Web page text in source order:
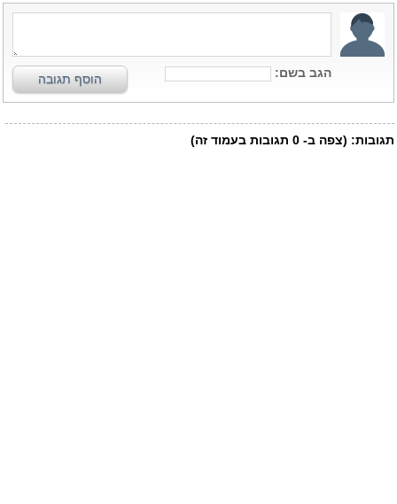
הגב בשם: הוסף תגובה
תגובות: (צפה ב- 0 תגובות בעמוד זה)